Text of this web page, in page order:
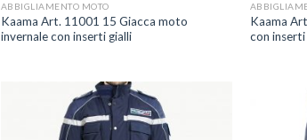
ABBIGLIAMENTO MOTO
Kaama Art. 11001 15 Giacca moto
invernale con inserti gialli
Kaama
con inserti